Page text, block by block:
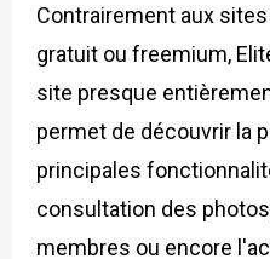
Contrairement aux
gratuit ou freemium,
site presque
permet de découvrir la
principales
consultation des
membres ou encore